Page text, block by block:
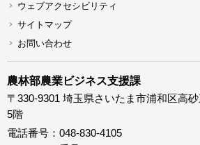
ウェブアクセシビリティ
サイトマップ
お問い合わせ
農林部農業ビジネス支援課
〒330-9301 埼玉県さいたま市浦和区高
5階
電話番号：048-830-4105